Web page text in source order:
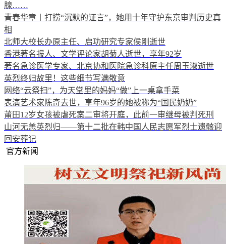
腺……
青春华章丨打捞“沉默的证言”，她用十年守护东京审判历史真
相
北师大校长办原主任、启功研究专家侯刚逝世
香港著名报人、文学评论家胡菊人逝世，享年92岁
著名急诊医学专家、北京协和医院急诊科原主任周玉淑逝世
英烈终归故里！这些细节写满敬意
网络“云祭扫”，为天堂里的妈妈“做”上一桌拿手菜
表演艺术家陈奇去世，享年96岁的她被称为“国民奶奶”
莆田12岁女孩被虐死案二审将开庭，此前一审继母被判死刑
山河无恙英烈归——第十二批在韩中国人民志愿军烈士遗骸迎
回安葬记
官方新闻